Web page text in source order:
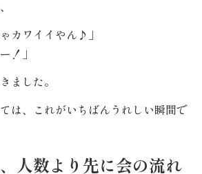
カワイイやん♪」
！」
ました。
は、これがいちばんうれしい瞬間で
人数より先に会の流れ